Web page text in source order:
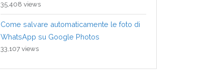
35,408 views
Come salvare automaticamente le foto di
WhatsApp su Google Photos
33,107 views